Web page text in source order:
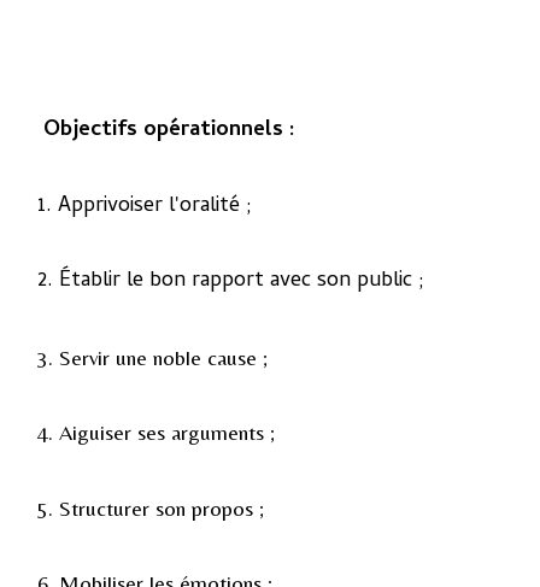
Objectifs opérationnels :
1. Apprivoiser l'oralité ;
2. Établir le bon rapport avec son public ;
3. Servir une noble cause ;
4. Aiguiser ses arguments ;
5. Structurer son propos ;